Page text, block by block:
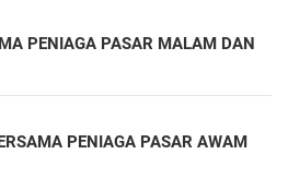
PENIAGA PASAR MALAM DAN
PENIAGA PASAR AWAM